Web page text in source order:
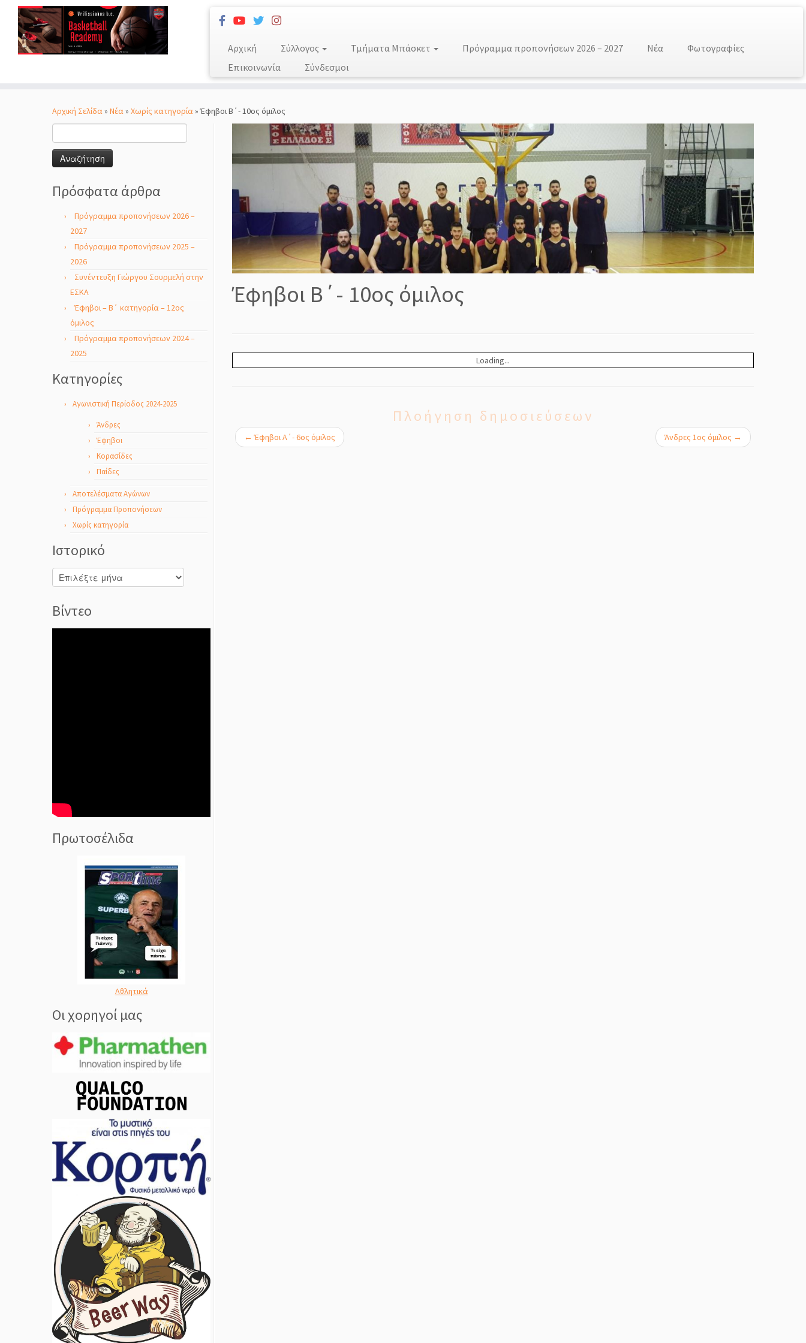
Αρχική Σύλλογος Τμήματα Μπάσκετ Πρόγραμμα προπονήσεων 2026 – 2027 Νέα
Φωτογραφίες
Επικοινωνία
Σύνδεσμοι
Αρχική Σελίδα» Νέα» Χωρίς κατηγορία» Έφηβοι Β΄- 10ος όμιλος
για:
Πρόσφατα άρθρα
Πρόγραμμα προπονήσεων 2026 –
2027
Πρόγραμμα προπονήσεων 2025 –
2026
Συνέντευξη Γιώργου Σουρμελή στην
ΕΣΚΑ
Έφηβοι – Β΄ κατηγορία – 12ος
όμιλος
Πρόγραμμα προπονήσεων 2024 –
2025
Kατηγορίες
Αγωνιστική Περίοδος 2024-2025
Άνδρες
Έφηβοι
Κορασίδες
Παίδες
Αποτελέσματα Αγώνων
Πρόγραμμα Προπονήσεων
Χωρίς κατηγορία
Ιστορικό
Ιστορικό
Βίντεο
Πρωτοσέλιδα
Αθλητικά
Οι χορηγοί μας
Έφηβοι Β΄- 10ος όμιλος
Loading...
Πλοήγηση δημοσιεύσεων
← Έφηβοι Α΄- 6ος όμιλος Άνδρες 1ος όμιλος →